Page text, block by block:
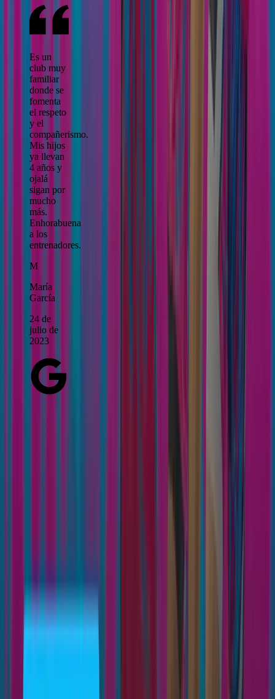
Es un
club muy
familiar
donde se
fomenta
el respeto
y el
compañerismo.
Mis hijos
ya llevan
4 años y
ojalá
sigan por
mucho
más.
Enhorabuena
a los
entrenadores.
M
María
García
24 de
julio de
2023